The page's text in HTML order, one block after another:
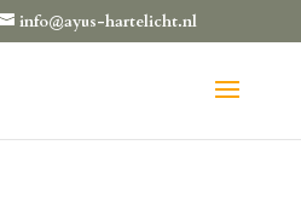
info@ayus-hartelicht.nl